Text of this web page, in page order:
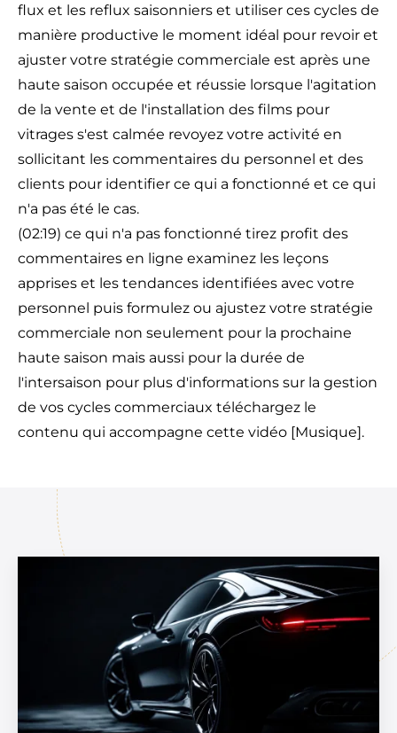
flux et les reflux saisonniers et utiliser ces cycles de
manière productive le moment idéal pour revoir et
ajuster votre stratégie commerciale est après une
haute saison occupée et réussie lorsque l'agitation
de la vente et de l'installation des films pour
vitrages s'est calmée revoyez votre activité en
sollicitant les commentaires du personnel et des
clients pour identifier ce qui a fonctionné et ce qui
n'a pas été le cas.
(02:19) ce qui n'a pas fonctionné tirez profit des
commentaires en ligne examinez les leçons
apprises et les tendances identifiées avec votre
personnel puis formulez ou ajustez votre stratégie
commerciale non seulement pour la prochaine
haute saison mais aussi pour la durée de
l'intersaison pour plus d'informations sur la gestion
de vos cycles commerciaux téléchargez le
contenu qui accompagne cette vidéo [Musique].